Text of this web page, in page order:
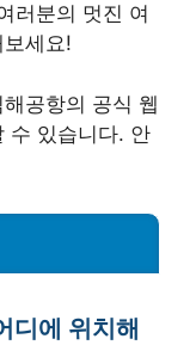
러분의 멋진 여
세요!
공항의 공식 웹
수 있습니다. 안
디에 위치해